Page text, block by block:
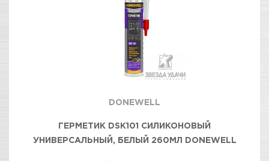
DONEWELL
ГЕРМЕТИК DSK101 СИЛИКОНОВЫЙ
УНИВЕРСАЛЬНЫЙ, БЕЛЫЙ 260МЛ DONEWELL